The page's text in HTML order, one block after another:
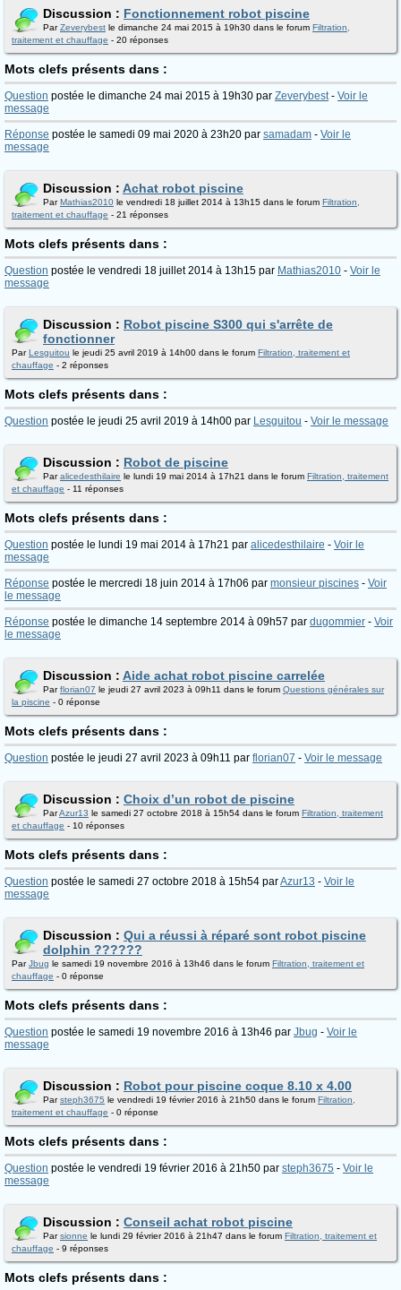
Discussion : Fonctionnement robot piscine
ParZeverybest le dimanche 24 mai 2015 à 19h30 dans le forum Filtration,
traitement et chauffage - 20 réponses
Mots clefs présents dans :
Question postée le dimanche 24 mai 2015 à 19h30 par Zeverybest- Voir le
message
Réponse postée le samedi 09 mai 2020 à 23h20 par samadam - Voir le
message
Discussion : Achat robot piscine
ParMathias2010 le vendredi 18 juillet 2014 à 13h15 dans le forum Filtration,
traitement et chauffage - 21 réponses
Mots clefs présents dans :
Question postée le vendredi 18 juillet 2014 à 13h15 par Mathias2010 - Voir le
message
Discussion : Robot piscine S300 qui s'arrête de
fonctionner
ParLesguitou le jeudi 25 avril 2019 à 14h00 dans le forum Filtration, traitement et
chauffage - 2 réponses
Mots clefs présents dans :
Question postée le jeudi 25 avril 2019 à 14h00 par Lesguitou - Voir le message
Discussion : Robot de piscine
Paralicedesthilaire le lundi 19 mai 2014 à 17h21 dans le forum Filtration, traitement
et chauffage - 11 réponses
Mots clefs présents dans :
Question postée le lundi 19 mai 2014 à 17h21 par alicedesthilaire - Voir le
message
Réponse postée le mercredi 18 juin 2014 à 17h06 par monsieur piscines - Voir
le message
Réponse postée le dimanche 14 septembre 2014 à 09h57 par dugommier - Voir
le message
Discussion : Aide achat robot piscine carrelée
Parflorian07 le jeudi 27 avril 2023 à 09h11 dans le forum Questions générales sur
la piscine - 0 réponse
Mots clefs présents dans :
Question postée le jeudi 27 avril 2023 à 09h11 par florian07 - Voir le message
Discussion : Choix d’un robot de piscine
ParAzur13 le samedi 27 octobre 2018 à 15h54 dans le forum Filtration, traitement
et chauffage - 10 réponses
Mots clefs présents dans :
Question postée le samedi 27 octobre 2018 à 15h54 parAzur13 - Voir le
message
Discussion : Qui a réussi à réparé sont robot piscine
dolphin ??????
ParJbug le samedi 19 novembre 2016 à 13h46 dans le forum Filtration, traitement et
chauffage - 0 réponse
Mots clefs présents dans :
Question postée le samedi 19 novembre 2016 à 13h46 par Jbug - Voir le
message
Discussion : Robot pour piscine coque 8.10 x 4.00
Parsteph3675 le vendredi 19 février 2016 à 21h50 dans le forum Filtration,
traitement et chauffage - 0 réponse
Mots clefs présents dans :
Question postée le vendredi 19 février 2016 à 21h50 par steph3675 - Voir le
message
Discussion : Conseil achat robot piscine
Parsionne le lundi 29 février 2016 à 21h47 dans le forum Filtration, traitement et
chauffage - 9 réponses
Mots clefs présents dans :